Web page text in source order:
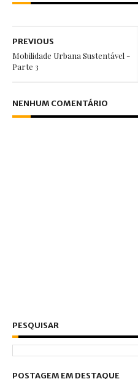
PREVIOUS
Mobilidade Urbana Sustentável -
Parte 3
NENHUM COMENTÁRIO
PESQUISAR
POSTAGEM EM DESTAQUE